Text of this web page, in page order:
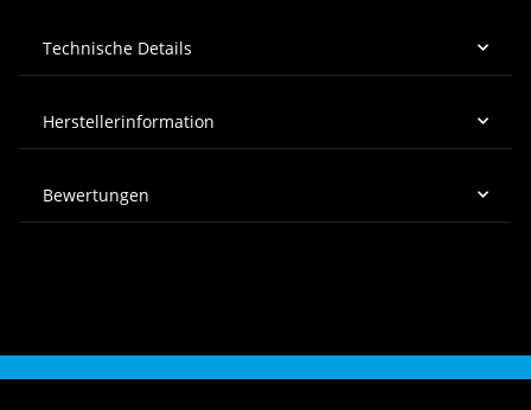
Technische Details
Herstellerinformation
Bewertungen